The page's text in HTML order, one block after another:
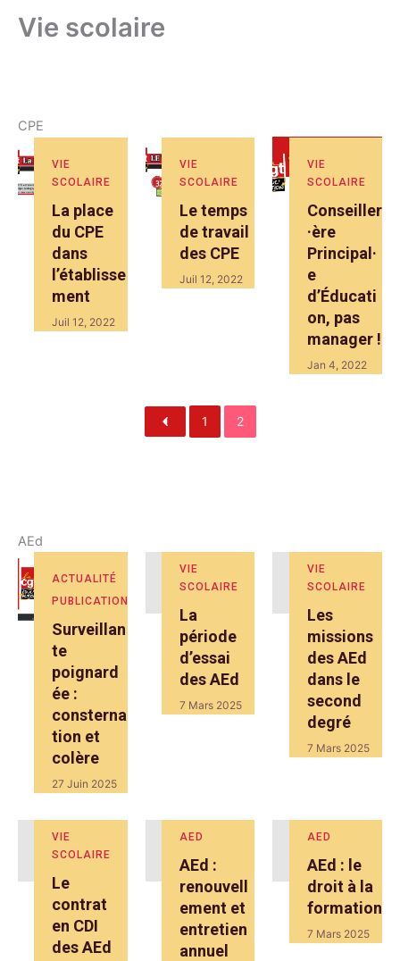
Vie scolaire
CPE
VIE
SCOLAIRE
La place
du CPE
dans
l’établisse
ment
Juil 12, 2022
VIE
SCOLAIRE
Le temps
de travail
des CPE
Juil 12, 2022
VIE
SCOLAIRE
Conseiller
·ère
Principal·
e
d’Éducati
on, pas
manager !
Jan 4, 2022
1 2
AEd
ACTUALITÉ
PUBLICATIONS
Surveillan
te
poignard
ée :
consterna
tion et
colère
27 Juin 2025
VIE
SCOLAIRE
La
période
d’essai
des AEd
7 Mars 2025
VIE
SCOLAIRE
Les
missions
des AEd
dans le
second
degré
7 Mars 2025
VIE
SCOLAIRE
Le
contrat
en CDI
des AEd
AED
AEd :
renouvell
ement et
entretien
annuel
AED
AEd : le
droit à la
formation
7 Mars 2025